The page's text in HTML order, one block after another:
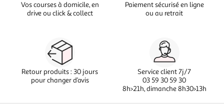
Vos courses à domicile, en
drive ou click & collect
Paiement sécurisé en ligne
ou au retrait
Retour produits : 30 jours
pour changer d’avis
Service client 7j/7
03 59 30 59 30
8h>21h, dimanche 8h30>13h